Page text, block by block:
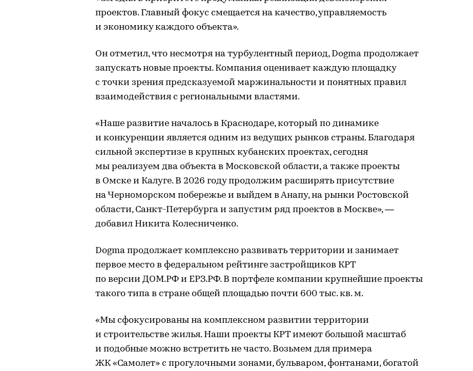
проектов. Главный фокус смещается на качество, управляемость
и экономику каждого объекта».
Он отметил, что несмотря на турбулентный период, Dogma продолжает
запускать новые проекты. Компания оценивает каждую площадку
с точки зрения предсказуемой маржинальности и понятных правил
взаимодействия с региональными властями.
«Наше развитие началось в Краснодаре, который по динамике
и конкуренции является одним из ведущих рынков страны. Благодаря
сильной экспертизе в крупных кубанских проектах, сегодня
мы реализуем два объекта в Московской области, а также проекты
в Омске и Калуге. В 2026 году продолжим расширять присутствие
на Черноморском побережье и выйдем в Анапу, на рынки Ростовской
области, Санкт-Петербурга и запустим ряд проектов в Москве», —
добавил Никита Колесниченко.
Dogma продолжает комплексно развивать территории и занимает
первое место в федеральном рейтинге застройщиков КРТ
по версии ДОМ.РФ и ЕРЗ.РФ. В портфеле компании крупнейшие проекты
такого типа в стране общей площадью почти 600 тыс. кв. м.
«Мы сфокусированы на комплексном развитии территории
и строительстве жилья. Наши проекты КРТ имеют большой масштаб
и подобные можно встретить не часто. Возьмем для примера
ЖК «Самолет» с прогулочными зонами, бульваром, фонтанами, богатой